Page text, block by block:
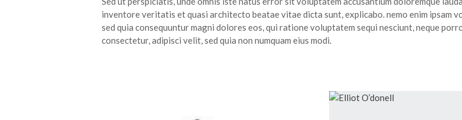
inventore veritatis et quasi architecto beatae vitae dicta sunt, explicabo. nemo enim ipsam
sed quia consequuntur magni dolores eos, qui ratione voluptatem sequi nesciunt, neque
consectetur, adipisci velit, sed quia non numquam eius modi.